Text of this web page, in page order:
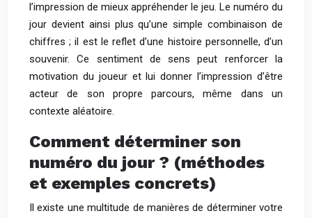
l’impression de mieux appréhender le jeu. Le numéro du
jour devient ainsi plus qu’une simple combinaison de
chiffres ; il est le reflet d’une histoire personnelle, d’un
souvenir. Ce sentiment de sens peut renforcer la
motivation du joueur et lui donner l’impression d’être
acteur de son propre parcours, même dans un
contexte aléatoire.
Comment déterminer son
numéro du jour ? (méthodes
et exemples concrets)
Il existe une multitude de manières de déterminer votre